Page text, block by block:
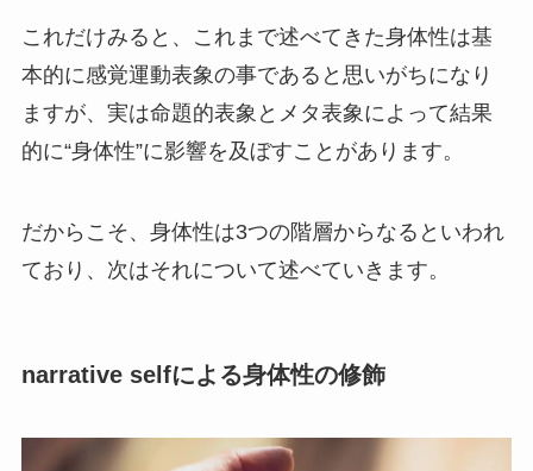
これだけみると、これまで述べてきた身体性は基
本的に感覚運動表象の事であると思いがちになり
ますが、実は命題的表象とメタ表象によって結果
的に“身体性”に影響を及ぼすことがあります。
だからこそ、身体性は3つの階層からなるといわれ
ており、次はそれについて述べていきます。
narrative selfによる身体性の修飾